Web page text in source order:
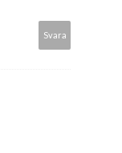
Svara